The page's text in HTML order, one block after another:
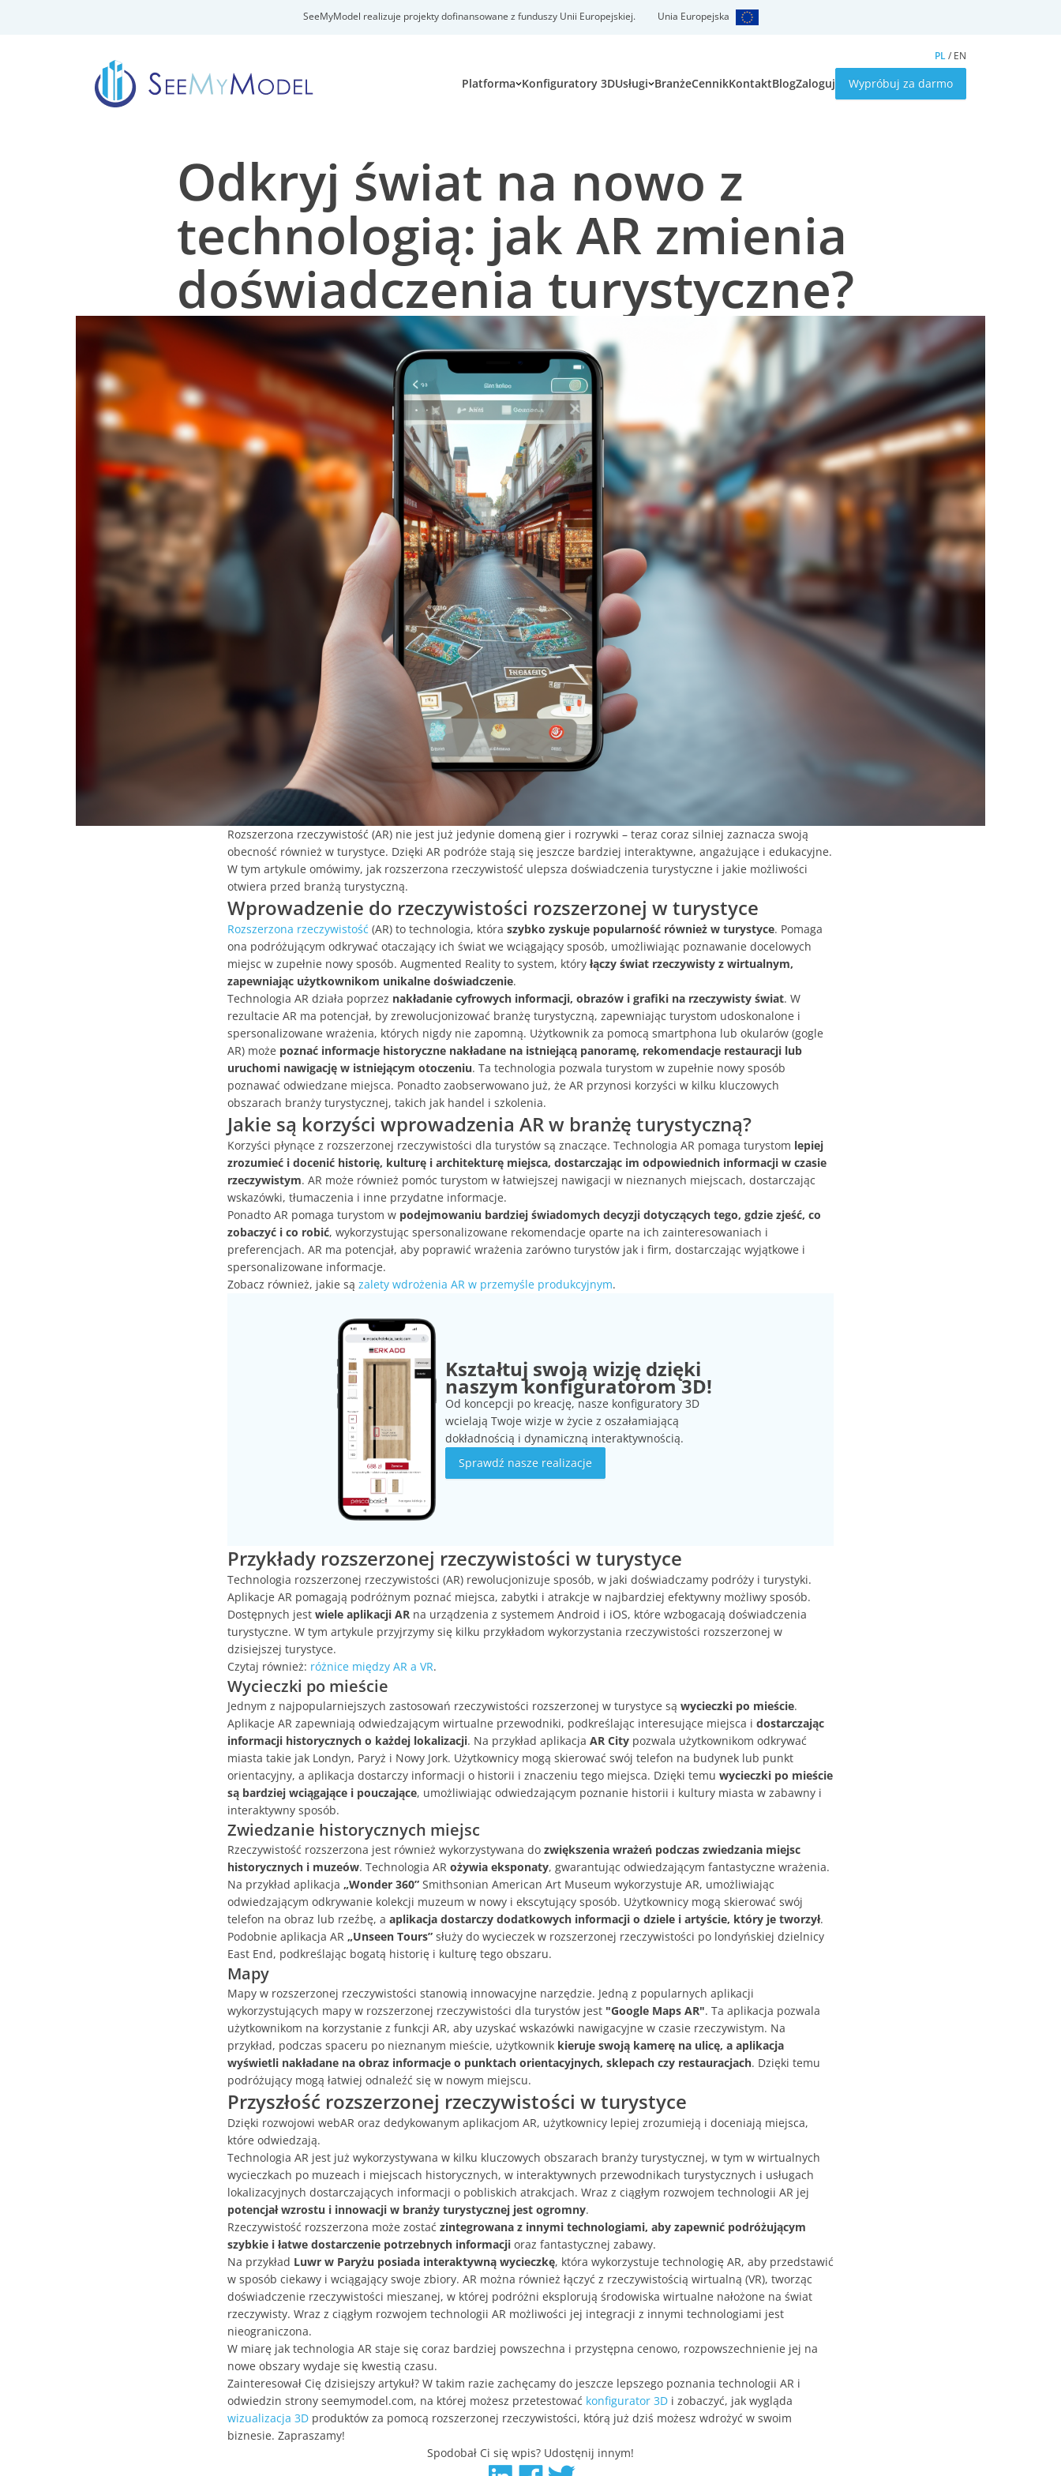
SeeMyModel realizuje projekty dofinansowane z funduszy Unii Europejskiej. Unia Europejska
Platforma Konfiguratory 3DUsługi BranżeCennikKontaktBlogZaloguj Wypróbuj za darmo
PL/ EN
Odkryj świat na nowo z
technologią: jak AR zmienia
doświadczenia turystyczne?
Rozszerzona rzeczywistość (AR) nie jest już jedynie domeną gier i rozrywki – teraz coraz silniej zaznacza swoją
obecność również w turystyce. Dzięki AR podróże stają się jeszcze bardziej interaktywne, angażujące i edukacyjne.
W tym artykule omówimy, jak rozszerzona rzeczywistość ulepsza doświadczenia turystyczne i jakie możliwości
otwiera przed branżą turystyczną.
Wprowadzenie do rzeczywistości rozszerzonej w turystyce
Rozszerzona rzeczywistość (AR) to technologia, która szybko zyskuje popularność również w turystyce. Pomaga
ona podróżującym odkrywać otaczający ich świat we wciągający sposób, umożliwiając poznawanie docelowych
miejsc w zupełnie nowy sposób. Augmented Reality to system, który łączy świat rzeczywisty z wirtualnym,
zapewniając użytkownikom unikalne doświadczenie.
Technologia AR działa poprzez nakładanie cyfrowych informacji, obrazów i grafiki na rzeczywisty świat. W
rezultacie AR ma potencjał, by zrewolucjonizować branżę turystyczną, zapewniając turystom udoskonalone i
spersonalizowane wrażenia, których nigdy nie zapomną. Użytkownik za pomocą smartphona lub okularów (gogle
AR) może poznać informacje historyczne nakładane na istniejącą panoramę, rekomendacje restauracji lub
uruchomi nawigację w istniejącym otoczeniu. Ta technologia pozwala turystom w zupełnie nowy sposób
poznawać odwiedzane miejsca. Ponadto zaobserwowano już, że AR przynosi korzyści w kilku kluczowych
obszarach branży turystycznej, takich jak handel i szkolenia.
Jakie są korzyści wprowadzenia AR w branżę turystyczną?
Korzyści płynące z rozszerzonej rzeczywistości dla turystów są znaczące. Technologia AR pomaga turystom lepiej
zrozumieć i docenić historię, kulturę i architekturę miejsca, dostarczając im odpowiednich informacji w czasie
rzeczywistym. AR może również pomóc turystom w łatwiejszej nawigacji w nieznanych miejscach, dostarczając
wskazówki, tłumaczenia i inne przydatne informacje.
Ponadto AR pomaga turystom w podejmowaniu bardziej świadomych decyzji dotyczących tego, gdzie zjeść, co
zobaczyć i co robić, wykorzystując spersonalizowane rekomendacje oparte na ich zainteresowaniach i
preferencjach. AR ma potencjał, aby poprawić wrażenia zarówno turystów jak i firm, dostarczając wyjątkowe i
spersonalizowane informacje.
Zobacz również, jakie są zalety wdrożenia AR w przemyśle produkcyjnym.
Kształtuj swoją wizję dzięki
naszym konfiguratorom 3D!
Od koncepcji po kreację, nasze konfiguratory 3D
wcielają Twoje wizje w życie z oszałamiającą
dokładnością i dynamiczną interaktywnością.
Sprawdź nasze realizacje
Przykłady rozszerzonej rzeczywistości w turystyce
Technologia rozszerzonej rzeczywistości (AR) rewolucjonizuje sposób, w jaki doświadczamy podróży i turystyki.
Aplikacje AR pomagają podróżnym poznać miejsca, zabytki i atrakcje w najbardziej efektywny możliwy sposób.
Dostępnych jest wiele aplikacji AR na urządzenia z systemem Android i iOS, które wzbogacają doświadczenia
turystyczne. W tym artykule przyjrzymy się kilku przykładom wykorzystania rzeczywistości rozszerzonej w
dzisiejszej turystyce.
Czytaj również: różnice między AR a VR.
Wycieczki po mieście
Jednym z najpopularniejszych zastosowań rzeczywistości rozszerzonej w turystyce są wycieczki po mieście.
Aplikacje AR zapewniają odwiedzającym wirtualne przewodniki, podkreślając interesujące miejsca i dostarczając
informacji historycznych o każdej lokalizacji. Na przykład aplikacja AR City pozwala użytkownikom odkrywać
miasta takie jak Londyn, Paryż i Nowy Jork. Użytkownicy mogą skierować swój telefon na budynek lub punkt
orientacyjny, a aplikacja dostarczy informacji o historii i znaczeniu tego miejsca. Dzięki temu wycieczki po mieście
są bardziej wciągające i pouczające, umożliwiając odwiedzającym poznanie historii i kultury miasta w zabawny i
interaktywny sposób.
Zwiedzanie historycznych miejsc
Rzeczywistość rozszerzona jest również wykorzystywana do zwiększenia wrażeń podczas zwiedzania miejsc
historycznych i muzeów. Technologia AR ożywia eksponaty, gwarantując odwiedzającym fantastyczne wrażenia.
Na przykład aplikacja „Wonder 360” Smithsonian American Art Museum wykorzystuje AR, umożliwiając
odwiedzającym odkrywanie kolekcji muzeum w nowy i ekscytujący sposób. Użytkownicy mogą skierować swój
telefon na obraz lub rzeźbę, a aplikacja dostarczy dodatkowych informacji o dziele i artyście, który je tworzył.
Podobnie aplikacja AR „Unseen Tours” służy do wycieczek w rozszerzonej rzeczywistości po londyńskiej dzielnicy
East End, podkreślając bogatą historię i kulturę tego obszaru.
Mapy
Mapy w rozszerzonej rzeczywistości stanowią innowacyjne narzędzie. Jedną z popularnych aplikacji
wykorzystujących mapy w rozszerzonej rzeczywistości dla turystów jest "Google Maps AR". Ta aplikacja pozwala
użytkownikom na korzystanie z funkcji AR, aby uzyskać wskazówki nawigacyjne w czasie rzeczywistym. Na
przykład, podczas spaceru po nieznanym mieście, użytkownik kieruje swoją kamerę na ulicę, a aplikacja
wyświetli nakładane na obraz informacje o punktach orientacyjnych, sklepach czy restauracjach. Dzięki temu
podróżujący mogą łatwiej odnaleźć się w nowym miejscu.
Przyszłość rozszerzonej rzeczywistości w turystyce
Dzięki rozwojowi webAR oraz dedykowanym aplikacjom AR, użytkownicy lepiej zrozumieją i doceniają miejsca,
które odwiedzają.
Technologia AR jest już wykorzystywana w kilku kluczowych obszarach branży turystycznej, w tym w wirtualnych
wycieczkach po muzeach i miejscach historycznych, w interaktywnych przewodnikach turystycznych i usługach
lokalizacyjnych dostarczających informacji o pobliskich atrakcjach. Wraz z ciągłym rozwojem technologii AR jej
potencjał wzrostu i innowacji w branży turystycznej jest ogromny.
Rzeczywistość rozszerzona może zostać zintegrowana z innymi technologiami, aby zapewnić podróżującym
szybkie i łatwe dostarczenie potrzebnych informacji oraz fantastycznej zabawy.
Na przykład Luwr w Paryżu posiada interaktywną wycieczkę, która wykorzystuje technologię AR, aby przedstawić
w sposób ciekawy i wciągający swoje zbiory. AR można również łączyć z rzeczywistością wirtualną (VR), tworząc
doświadczenie rzeczywistości mieszanej, w której podróżni eksplorują środowiska wirtualne nałożone na świat
rzeczywisty. Wraz z ciągłym rozwojem technologii AR możliwości jej integracji z innymi technologiami jest
nieograniczona.
W miarę jak technologia AR staje się coraz bardziej powszechna i przystępna cenowo, rozpowszechnienie jej na
nowe obszary wydaje się kwestią czasu.
Zainteresował Cię dzisiejszy artykuł? W takim razie zachęcamy do jeszcze lepszego poznania technologii AR i
odwiedzin strony seemymodel.com, na której możesz przetestować konfigurator 3D i zobaczyć, jak wygląda
wizualizacja 3D produktów za pomocą rozszerzonej rzeczywistości, którą już dziś możesz wdrożyć w swoim
biznesie. Zapraszamy!
Spodobał Ci się wpis? Udostęnij innym!